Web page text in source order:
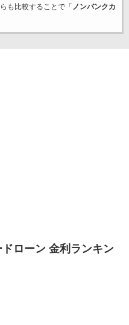
も比較することで「 ノンバンクカ
ローン 金利ランキン